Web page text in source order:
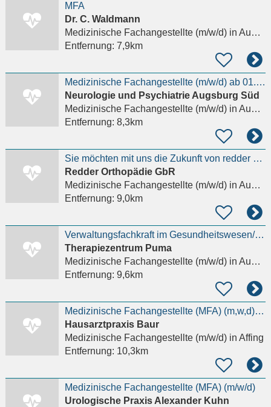
MFA
Dr. C. Waldmann
Medizinische Fachangestellte (m/w/d)in Augsburg, Innenstadt
Entfernung: 7,9km
Medizinische Fachangestellte (m/w/d) ab 01.09.2026
Neurologie und Psychiatrie Augsburg Süd
Medizinische Fachangestellte (m/w/d)in Augsburg
Entfernung: 8,3km
Sie möchten mit uns die Zukunft von redder orthopädie gestalten?
Redder Orthopädie GbR
Medizinische Fachangestellte (m/w/d)in Augsburg, Göggingen
Entfernung: 9,0km
Verwaltungsfachkraft im Gesundheitswesen/MFA/Gesundheitsfachwirt (m/w/d)/
Therapiezentrum Puma
Medizinische Fachangestellte (m/w/d)in Augsburg
Entfernung: 9,6km
Medizinische Fachangestellte (MFA) (m,w,d) in Teilzeit oder Midijob-Basis für Mo 14:00-18:00, Di
Hausarztpraxis Baur
Medizinische Fachangestellte (m/w/d)in Affing
Entfernung: 10,3km
Medizinische Fachangestellte (MFA) (m/w/d)
Urologische Praxis Alexander Kuhn